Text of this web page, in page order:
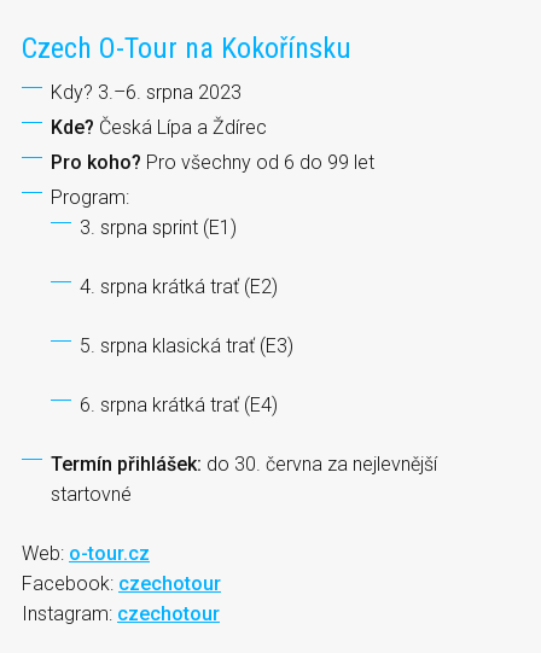
Czech O-Tour na Kokořínsku
Kdy? 3.–6. srpna 2023
Kde? Česká Lípa a Ždírec
Pro koho? Pro všechny od 6 do 99 let
Program:
3. srpna sprint (E1)
4. srpna krátká trať (E2)
5. srpna klasická trať (E3)
6. srpna krátká trať (E4)
Termín přihlášek: do 30. června za nejlevnější
startovné
Web: o-tour.cz
Facebook: czechotour
Instagram: czechotour